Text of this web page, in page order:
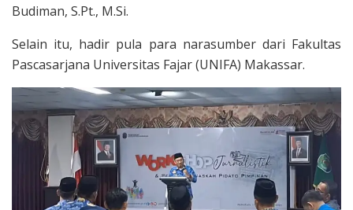
Budiman, S.Pt., M.Si.
Selain itu, hadir pula para narasumber dari Fakultas
Pascasarjana Universitas Fajar (UNIFA) Makassar.